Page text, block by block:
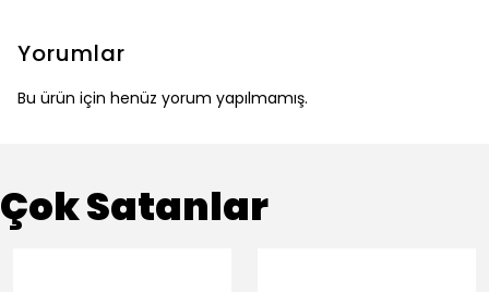
Yorumlar
Bu ürün için henüz yorum yapılmamış.
Çok Satanlar